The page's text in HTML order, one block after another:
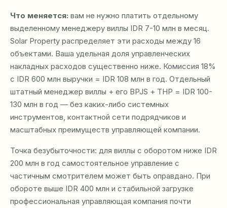
Что меняется: вам не нужно платить отдельному
выделенному менеджеру виллы IDR 7-10 млн в месяц.
Solar Property распределяет эти расходы между 16
объектами. Ваша удельная доля управленческих
накладных расходов существенно ниже. Комиссия 18%
с IDR 600 млн выручки = IDR 108 млн в год. Отдельный
штатный менеджер виллы + его BPJS + ТНР = IDR 100-
130 млн в год — без каких-либо системных
инструментов, контактной сети подрядчиков и
масштабных преимуществ управляющей компании.
Точка безубыточности: для виллы с оборотом ниже IDR
200 млн в год самостоятельное управление с
частичным смотрителем может быть оправдано. При
обороте выше IDR 400 млн и стабильной загрузке
профессиональная управляющая компания почти